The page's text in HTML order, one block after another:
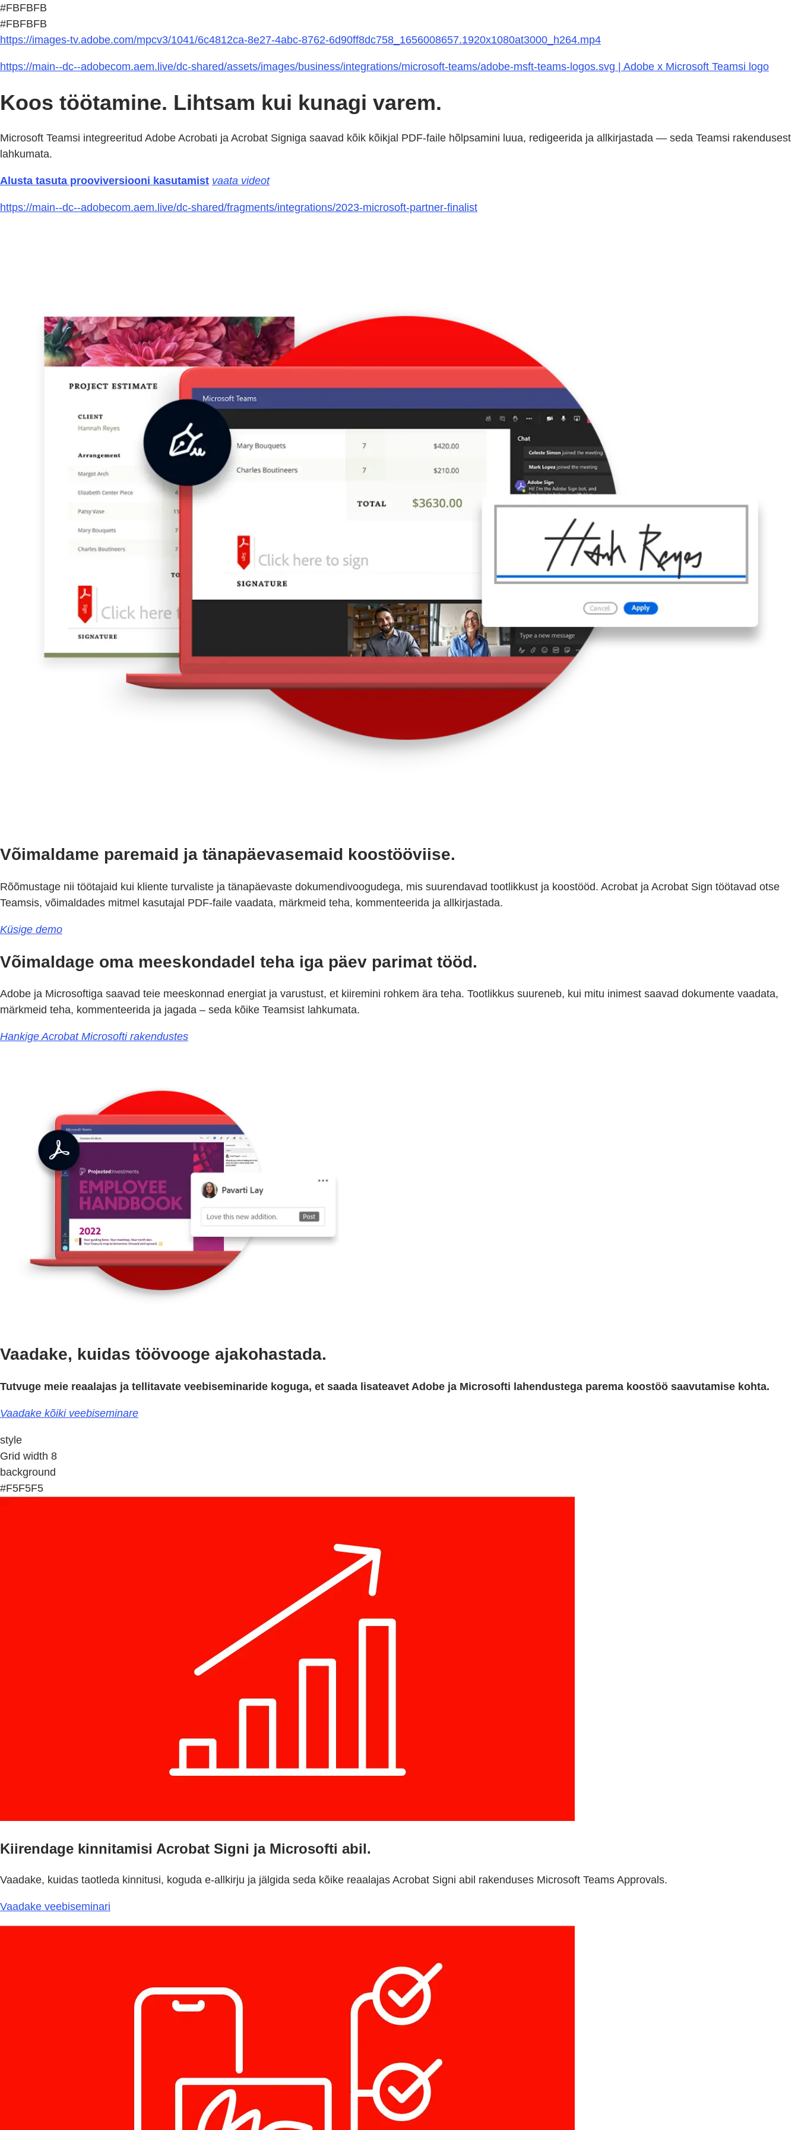
#FBFBFB
#FBFBFB
https://images-tv.adobe.com/mpcv3/1041/6c4812ca-8e27-4abc-8762-6d90ff8dc758_1656008657.1920x1080at3000_h264.mp4
https://main--dc--adobecom.aem.live/dc-shared/assets/images/business/integrations/microsoft-teams/adobe-msft-teams-logos.svg | Adobe x Microsoft Teamsi logo
Koos töötamine. Lihtsam kui kunagi varem.
Microsoft Teamsi integreeritud Adobe Acrobati ja Acrobat Signiga saavad kõik kõikjal PDF-faile hõlpsamini luua, redigeerida ja allkirjastada — seda Teamsi rakendusest
lahkumata.
Alusta tasuta prooviversiooni kasutamist vaata videot
https://main--dc--adobecom.aem.live/dc-shared/fragments/integrations/2023-microsoft-partner-finalist
Võimaldame paremaid ja tänapäevasemaid koostööviise.
Rõõmustage nii töötajaid kui kliente turvaliste ja tänapäevaste dokumendivoogudega, mis suurendavad tootlikkust ja koostööd. Acrobat ja Acrobat Sign töötavad otse
Teamsis, võimaldades mitmel kasutajal PDF-faile vaadata, märkmeid teha, kommenteerida ja allkirjastada.
Küsige demo
Võimaldage oma meeskondadel teha iga päev parimat tööd.
Adobe ja Microsoftiga saavad teie meeskonnad energiat ja varustust, et kiiremini rohkem ära teha. Tootlikkus suureneb, kui mitu inimest saavad dokumente vaadata,
märkmeid teha, kommenteerida ja jagada – seda kõike Teamsist lahkumata.
Hankige Acrobat Microsofti rakendustes
Vaadake, kuidas töövooge ajakohastada.
Tutvuge meie reaalajas ja tellitavate veebiseminaride koguga, et saada lisateavet Adobe ja Microsofti lahendustega parema koostöö saavutamise kohta.
Vaadake kõiki veebiseminare
style
Grid width 8
background
#F5F5F5
Kiirendage kinnitamisi Acrobat Signi ja Microsofti abil.
Vaadake, kuidas taotleda kinnitusi, koguda e-allkirju ja jälgida seda kõike reaalajas Acrobat Signi abil rakenduses Microsoft Teams Approvals.
Vaadake veebiseminari